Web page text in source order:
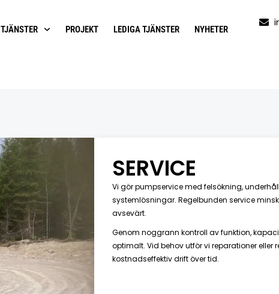
TJÄNSTER PROJEKT LEDIGA TJÄNSTER NYHETER
SERVICE
Vi gör pumpservice med felsökning,
systemlösningar. Regelbunden service
avsevärt.
Genom noggrann kontroll av funktion,
optimalt. Vid behov utför vi reparationer
kostnadseffektiv drift över tid.